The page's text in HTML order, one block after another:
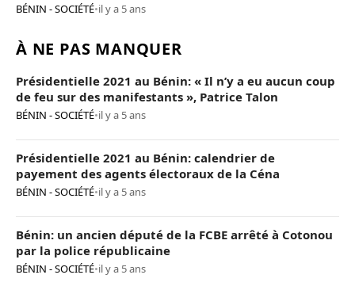
BÉNIN - SOCIÉTÉ•il y a 5 ans
À NE PAS MANQUER
Présidentielle 2021 au Bénin: « Il n’y a eu aucun coup
de feu sur des manifestants », Patrice Talon
BÉNIN - SOCIÉTÉ•il y a 5 ans
Présidentielle 2021 au Bénin: calendrier de
payement des agents électoraux de la Céna
BÉNIN - SOCIÉTÉ•il y a 5 ans
Bénin: un ancien député de la FCBE arrêté à Cotonou
par la police républicaine
BÉNIN - SOCIÉTÉ•il y a 5 ans